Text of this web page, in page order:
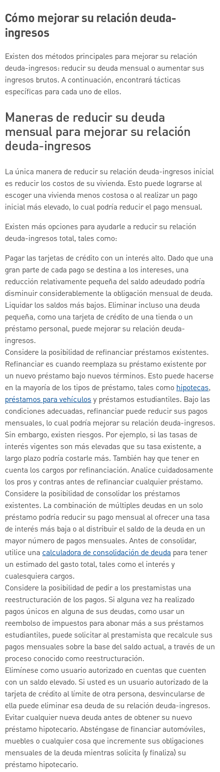
Cómo mejorar su relación deuda-
ingresos
Existen dos métodos principales para mejorar su relación
deuda-ingresos: reducir su deuda mensual o aumentar sus
ingresos brutos. A continuación, encontrará tácticas
específicas para cada uno de ellos.
Maneras de reducir su deuda
mensual para mejorar su relación
deuda-ingresos
La única manera de reducir su relación deuda-ingresos inicial
es reducir los costos de su vivienda. Esto puede lograrse al
escoger una vivienda menos costosa o al realizar un pago
inicial más elevado, lo cual podría reducir el pago mensual.
Existen más opciones para ayudarle a reducir su relación
deuda-ingresos total, tales como:
Pagar las tarjetas de crédito con un interés alto. Dado que una
gran parte de cada pago se destina a los intereses, una
reducción relativamente pequeña del saldo adeudado podría
disminuir considerablemente la obligación mensual de deuda.
Liquidar los saldos más bajos. Eliminar incluso una deuda
pequeña, como una tarjeta de crédito de una tienda o un
préstamo personal, puede mejorar su relación deuda-
ingresos.
Considere la posibilidad de refinanciar préstamos existentes.
Refinanciar es cuando reemplaza su préstamo existente por
un nuevo préstamo bajo nuevos términos. Esto puede hacerse
en la mayoría de los tipos de préstamo, tales comohipotecas,
préstamos para vehículosy préstamos estudiantiles. Bajo las
condiciones adecuadas, refinanciar puede reducir sus pagos
mensuales, lo cual podría mejorar su relación deuda-ingresos.
Sin embargo, existen riesgos. Por ejemplo, si las tasas de
interés vigentes son más elevadas que su tasa existente, a
largo plazo podría costarle más. También hay que tener en
cuenta los cargos por refinanciación. Analice cuidadosamente
los pros y contras antes de refinanciar cualquier préstamo.
Considere la posibilidad de consolidar los préstamos
existentes. La combinación de múltiples deudas en un solo
préstamo podría reducir su pago mensual al ofrecer una tasa
de interés más baja o al distribuir el saldo de la deuda en un
mayor número de pagos mensuales. Antes de consolidar,
utilice una calculadora de consolidación de deuda para tener
un estimado del gasto total, tales como el interés y
cualesquiera cargos.
Considere la posibilidad de pedir a los prestamistas una
reestructuración de los pagos. Si alguna vez ha realizado
pagos únicos en alguna de sus deudas, como usar un
reembolso de impuestos para abonar más a sus préstamos
estudiantiles, puede solicitar al prestamista que recalcule sus
pagos mensuales sobre la base del saldo actual, a través de un
proceso conocido como reestructuración.
Elimínese como usuario autorizado en cuentas que cuenten
con un saldo elevado. Si usted es un usuario autorizado de la
tarjeta de crédito al límite de otra persona, desvincularse de
ella puede eliminar esa deuda de su relación deuda-ingresos.
Evitar cualquier nueva deuda antes de obtener su nuevo
préstamo hipotecario. Absténgase de financiar automóviles,
muebles o cualquier cosa que incremente sus obligaciones
mensuales de la deuda mientras solicita (y finaliza) su
préstamo hipotecario.